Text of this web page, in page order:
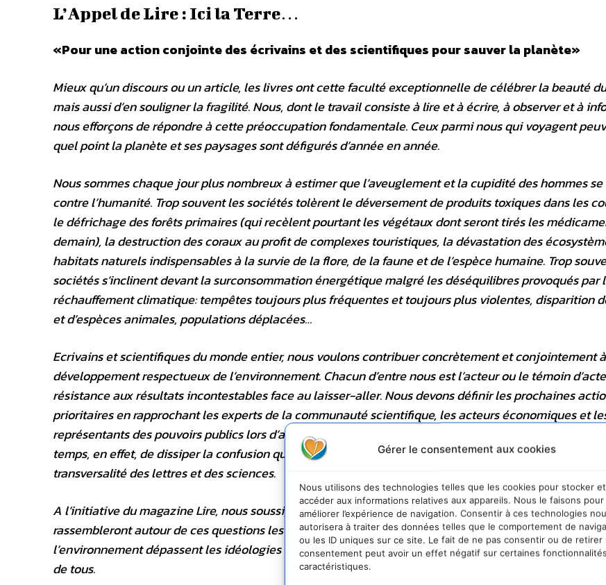
Gérer le consentement aux cookies
Nous utilisons des technologies telles que les cookies pour stocker
accéder aux informations relatives aux appareils. Nous le faisons pour
améliorer l’expérience de navigation. Consentir à ces technologies
autorisera à traiter des données telles que le comportement de
ou les ID uniques sur ce site. Le fait de ne pas consentir ou de retirer
consentement peut avoir un effet négatif sur certaines
caractéristiques.
L’Appel de Lire : Ici la Terre…
«Pour une action conjointe des écrivains et des scientifiques pour sauver la planète»
Mieux qu’un discours ou un article, les livres ont cette faculté exceptionnelle de célébrer la beauté
mais aussi d’en souligner la fragilité. Nous, dont le travail consiste à lire et à écrire, à observer et à
nous efforçons de répondre à cette préoccupation fondamentale. Ceux parmi nous qui voyagent
quel point la planète et ses paysages sont défigurés d’année en année.
Nous sommes chaque jour plus nombreux à estimer que l’aveuglement et la cupidité des hommes
contre l’humanité. Trop souvent les sociétés tolèrent le déversement de produits toxiques dans les
le défrichage des forêts primaires (qui recèlent pourtant les végétaux dont seront tirés les
demain), la destruction des coraux au profit de complexes touristiques, la dévastation des
habitats naturels indispensables à la survie de la flore, de la faune et de l’espèce humaine. Trop
sociétés s’inclinent devant la surconsommation énergétique malgré les déséquilibres provoqués par
réchauffement climatique: tempêtes toujours plus fréquentes et toujours plus violentes, disparition
et d’espèces animales, populations déplacées…
Ecrivains et scientifiques du monde entier, nous voulons contribuer concrètement et conjointement
développement respectueux de l’environnement. Chacun d’entre nous est l’acteur ou le témoin
résistance aux résultats incontestables face au laisser-aller. Nous devons définir les prochaines
prioritaires en rapprochant les experts de la communauté scientifique, les acteurs économiques et
représentants des pouvoirs publics lors d’assises internationales qui se tiendront au printemps 2008.
temps, en effet, de dissiper la confusion qui a justifié jusqu’à aujourd’hui inertie et frilosité: nous
transversalité des lettres et des sciences.
A l’initiative du magazine Lire, nous soussignés appelons à tenir ces assises à l’ambition inédite qui
rassembleront autour de ces questions les scientifiques, les écrivains et les philosophes*. Car les
l’environnement dépassent les idéologies et les frontières, et affectent les générations à venir: ils
de tous.